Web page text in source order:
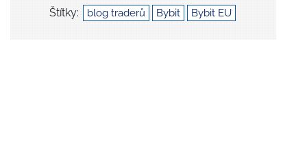
Štítky: blog traderů Bybit Bybit EU